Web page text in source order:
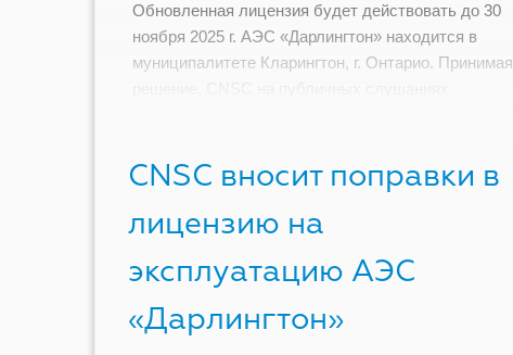
Обновленная лицензия будет действовать до 30
ноября 2025 г. АЭС «Дарлингтон» находится в
муниципалитете Кларингтон, г. Онтарио. Принимая
CNSC вносит поправки в
лицензию на
эксплуатацию АЭС
«Дарлингтон»